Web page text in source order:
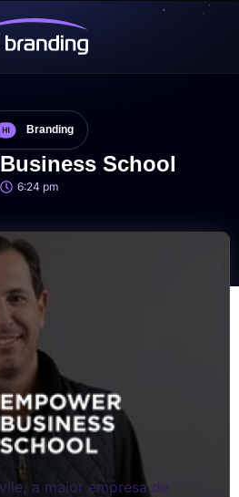
Branding
School
6:24 pm
a maior empresa de